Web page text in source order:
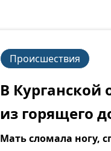
Происшествия
В Курганской
из горящего
Мать сломала ногу,